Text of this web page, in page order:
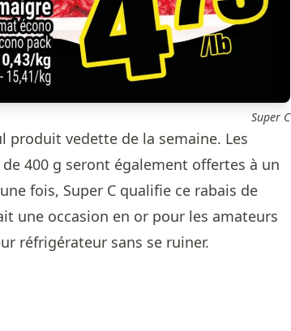
Super C
produit vedette de la semaine. Les
400 g seront également offertes à un
fois, Super C qualifie ce rabais de
une occasion en or pour les amateurs
réfrigérateur sans se ruiner.